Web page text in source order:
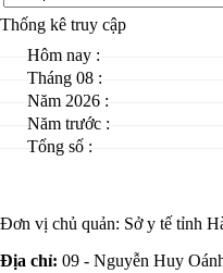
Thống kê truy cập
Hôm nay :
Tháng 08 :
Năm 2026 :
Năm trước :
Tổng số :
Đơn vị chủ quản: Sở y tế tỉnh
Địa chỉ: 09 - Nguyễn Huy